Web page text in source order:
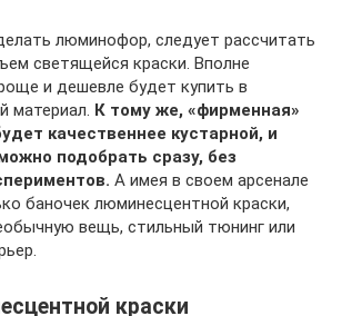
люминофор, следует рассчитать
светящейся краски. Вполне
и дешевле будет купить в
материал. К тому же, «фирменная»
качественнее кустарной, и
подобрать сразу, без
А имея в своем арсенале
баночек люминесцентной краски,
вещь, стильный тюнинг или
краски